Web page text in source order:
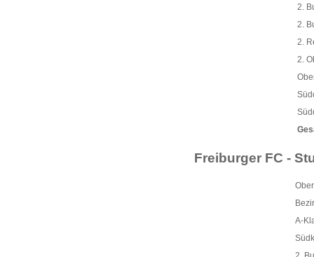
2.
2.
2.
2.
Freiburger FC -
A-